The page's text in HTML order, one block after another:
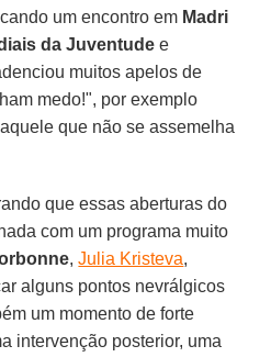
um encontro em Madri
da Juventude e
muitos apelos de
medo!", por exemplo
que não se assemelha
que essas aberturas do
com um programa muito
,Julia Kristeva,
alguns pontos nevrálgicos
um momento de forte
intervenção posterior, uma